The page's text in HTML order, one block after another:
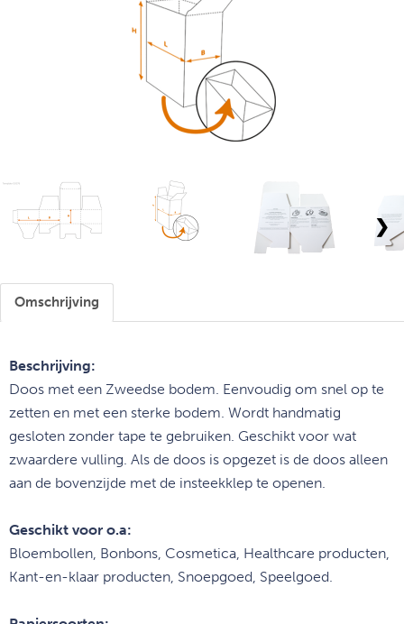
❯
Omschrijving
Beschrijving:
Doos met een Zweedse bodem. Eenvoudig om snel op te
zetten en met een sterke bodem. Wordt handmatig
gesloten zonder tape te gebruiken. Geschikt voor wat
zwaardere vulling. Als de doos is opgezet is de doos alleen
aan de bovenzijde met de insteekklep te openen.
Geschikt voor o.a:
Bloembollen, Bonbons, Cosmetica, Healthcare producten,
Kant-en-klaar producten, Snoepgoed, Speelgoed.